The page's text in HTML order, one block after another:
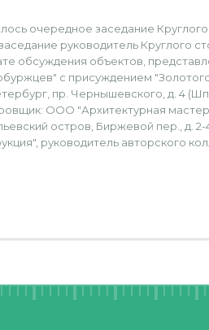
очередное заседание
руководитель Круглого
обсуждения объектов,
с присуждением
пр. Чернышевского, д. 4
ООО "Архитектурная
остров, Биржевой пер., д.
руководитель авторского